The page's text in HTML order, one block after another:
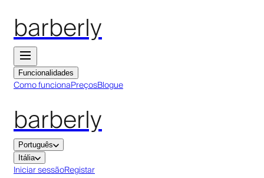
barberly
Funcionalidades
Como funcionaPreçosBlogue
barberly
Português
Itália
Iniciar sessãoRegistar